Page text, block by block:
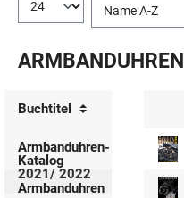
ARMBANDUHREN
Buchtitel
Armbanduhren-
Katalog
2021/ 2022
Armbanduhren